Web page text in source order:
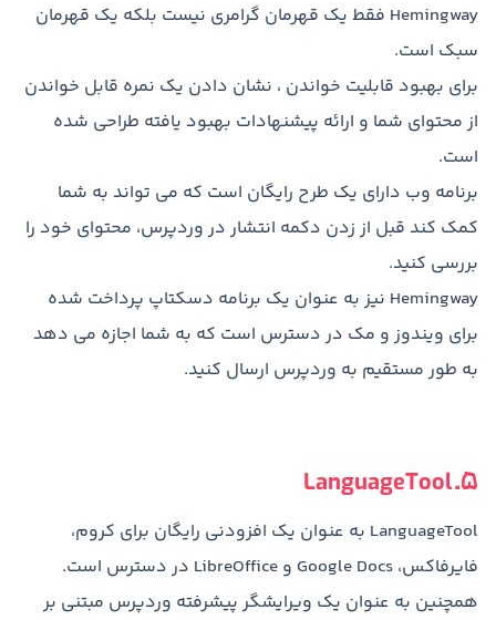
Hemingway فقط یک قهرمان گرامری نیست بلکه یک قهرمان
سبک است.
برای بهبود قابلیت خواندن ، نشان دادن یک نمره قابل خواندن
از محتوای شما و ارائه پیشنهادات بهبود یافته طراحی شده‌
است.
برنامه وب دارای یک طرح رایگان است که می تواند به شما
کمک کند قبل از زدن دکمه انتشار در وردپرس، محتوای خود را
بررسی کنید.
Hemingway نیز به عنوان یک برنامه دسکتاپ پرداخت شده
برای ویندوز و مک در دسترس است که به شما اجازه می دهد
به طور مستقیم به وردپرس ارسال کنید.
5. LanguageTool
LanguageTool به عنوان یک افزودنی رایگان برای کروم،
فایرفاکس، Google Docs و LibreOffice در دسترس است.
همچنین به عنوان یک ویرایشگر پیشرفته وردپرس مبتنی بر